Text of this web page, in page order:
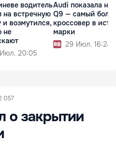
водитель
на встречную
и возмутился,
не
20:05
Audi показала
Q9 — самый
кроссовер в
марки
29 Июл. 16:24
057
о закрытии